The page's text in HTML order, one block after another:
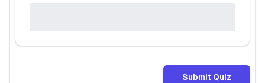
Submit Quiz